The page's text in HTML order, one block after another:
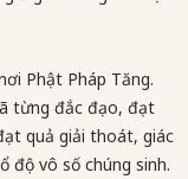
Phật Pháp Tăng.
từng đắc đạo, đạt
quả giải thoát, giác
độ vô số chúng sinh.